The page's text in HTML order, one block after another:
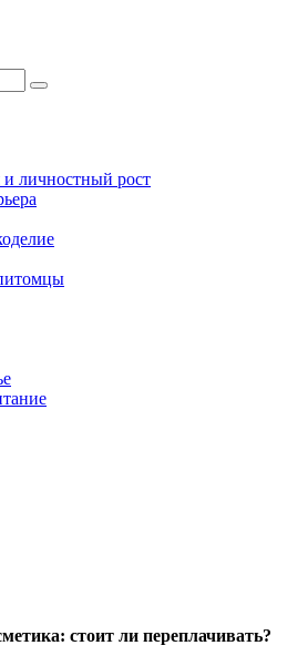
личностный рост
стоит ли переплачивать?